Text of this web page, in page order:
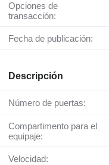
Opciones de
transacción:
Fecha de publicación:
Descripción
Número de puertas:
Compartimento para el
equipaje:
Velocidad: